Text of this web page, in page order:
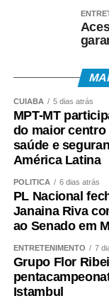
CUIABÁ 5 dias atrás
MPT-MT
do maior centro
saúde e
América Latina
POLÍTICA 6 dias atrás
PL Nacional
Janaina Riva
ao Senado em
ENTRETENIMENTO 7
Grupo Flor
Istambul